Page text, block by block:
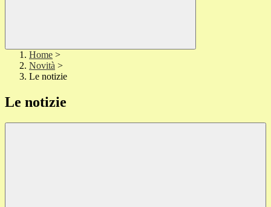
Home >
Novità >
Le notizie
Le notizie